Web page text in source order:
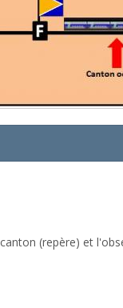
(repère) et